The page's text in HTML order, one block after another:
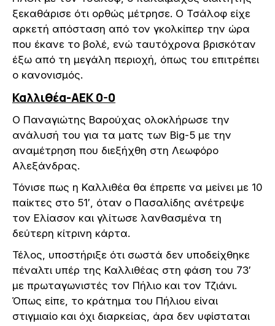
ξεκαθάρισε ότι ορθώς μέτρησε. Ο Τσάλοφ είχε
αρκετή απόσταση από τον γκολκίπερ την ώρα
που έκανε το βολέ, ενώ ταυτόχρονα βρισκόταν
έξω από τη μεγάλη περιοχή, όπως του επιτρέπει
ο κανονισμός.
Καλλιθέα-ΑΕΚ 0-0
Ο Παναγιώτης Βαρούχας ολοκλήρωσε την
ανάλυσή του για τα ματς των Big-5 με την
αναμέτρηση που διεξήχθη στη Λεωφόρο
Αλεξάνδρας.
Τόνισε πως η Καλλιθέα θα έπρεπε να μείνει με 10
παίκτες στο 51′, όταν ο Πασαλίδης ανέτρεψε
τον Ελίασον και γλίτωσε λανθασμένα τη
δεύτερη κίτρινη κάρτα.
Τέλος, υποστήριξε ότι σωστά δεν υποδείχθηκε
πέναλτι υπέρ της Καλλιθέας στη φάση του 73′
με πρωταγωνιστές τον Πήλιο και τον Τζιάνι.
Όπως είπε, το κράτημα του Πήλιου είναι
στιγμιαίο και όχι διαρκείας, άρα δεν υφίσταται